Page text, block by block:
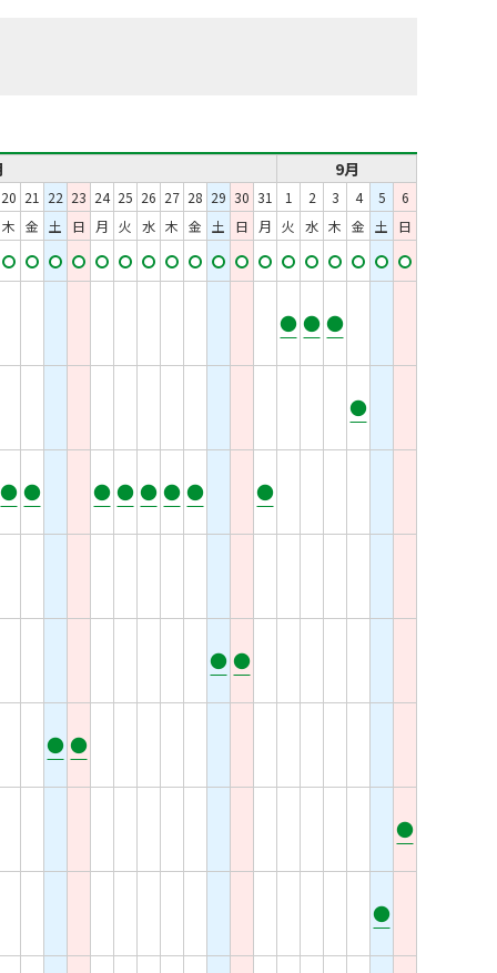
9月
20 21 22 23 24 25 26 27 28 29 30 31 1 2 3 4 5
6
木 金 土 日 月 火 水 木 金 土 日 月 火 水 木 金 土 日
● ● ●
●
● ● ● ● ● ● ● ●
● ●
● ●
●
●